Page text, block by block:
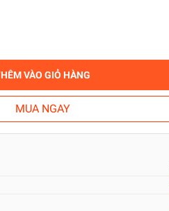
VÀO GIỎ HÀNG
MUA NGAY